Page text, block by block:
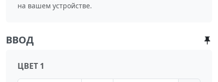
на вашем устройстве.
ВВОД
ЦВЕТ 1